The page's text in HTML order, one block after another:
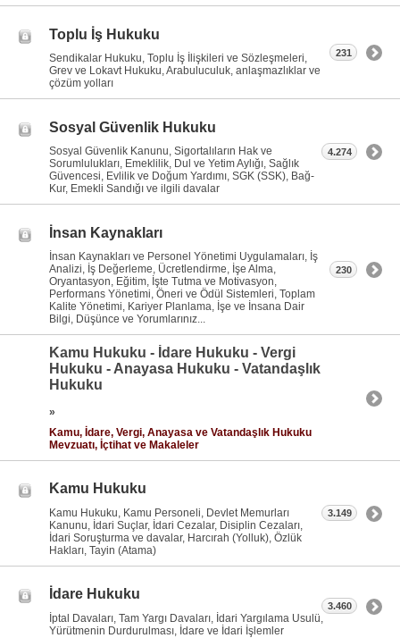
Toplu İş Hukuku
Sendikalar Hukuku, Toplu İş İlişkileri ve Sözleşmeleri,
Grev ve Lokavt Hukuku, Arabuluculuk, anlaşmazlıklar ve
çözüm yolları
231
Sosyal Güvenlik Hukuku
Sosyal Güvenlik Kanunu, Sigortalıların Hak ve
Sorumlulukları, Emeklilik, Dul ve Yetim Aylığı, Sağlık
Güvencesi, Evlilik ve Doğum Yardımı, SGK (SSK), Bağ-
Kur, Emekli Sandığı ve ilgili davalar
4.274
İnsan Kaynakları
İnsan Kaynakları ve Personel Yönetimi Uygulamaları, İş
Analizi, İş Değerleme, Ücretlendirme, İşe Alma,
Oryantasyon, Eğitim, İşte Tutma ve Motivasyon,
Performans Yönetimi, Öneri ve Ödül Sistemleri, Toplam
Kalite Yönetimi, Kariyer Planlama, İşe ve İnsana Dair
Bilgi, Düşünce ve Yorumlarınız...
230
Kamu Hukuku - İdare Hukuku - Vergi
Hukuku - Anayasa Hukuku - Vatandaşlık
Hukuku
»
Kamu, İdare, Vergi, Anayasa ve Vatandaşlık Hukuku
Mevzuatı, İçtihat ve Makaleler
Kamu Hukuku
Kamu Hukuku, Kamu Personeli, Devlet Memurları
Kanunu, İdari Suçlar, İdari Cezalar, Disiplin Cezaları,
İdari Soruşturma ve davalar, Harcırah (Yolluk), Özlük
Hakları, Tayin (Atama)
3.149
İdare Hukuku
İptal Davaları, Tam Yargı Davaları, İdari Yargılama Usulü,
Yürütmenin Durdurulması, İdare ve İdari İşlemler
3.460